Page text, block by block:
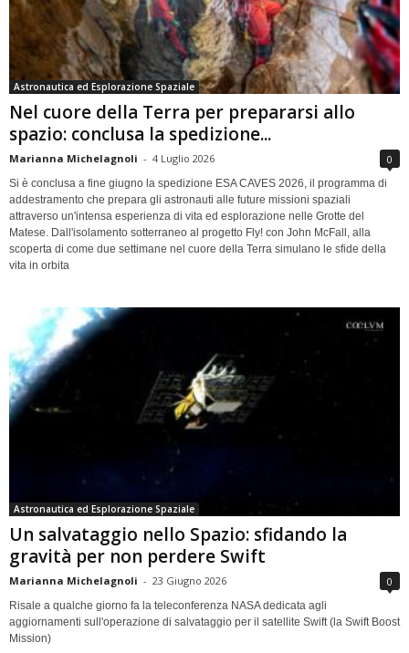
Astronautica ed Esplorazione Spaziale
Nel cuore della Terra per prepararsi allo
spazio: conclusa la spedizione...
Marianna Michelagnoli - 4 Luglio 2026 0
Si è conclusa a fine giugno la spedizione ESA CAVES 2026, il programma di
addestramento che prepara gli astronauti alle future missioni spaziali
attraverso un'intensa esperienza di vita ed esplorazione nelle Grotte del
Matese. Dall'isolamento sotterraneo al progetto Fly! con John McFall, alla
scoperta di come due settimane nel cuore della Terra simulano le sfide della
vita in orbita
Astronautica ed Esplorazione Spaziale
Un salvataggio nello Spazio: sfidando la
gravità per non perdere Swift
Marianna Michelagnoli - 23 Giugno 2026 0
Risale a qualche giorno fa la teleconferenza NASA dedicata agli
aggiornamenti sull'operazione di salvataggio per il satellite Swift (la Swift Boost
Mission)